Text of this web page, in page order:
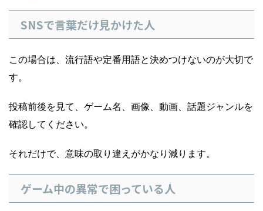
SNSで言葉だけ見かけた人
この場合は、流行語や定番用語と決めつけないのが大切で
す。
投稿前後を見て、ゲーム名、画像、動画、話題ジャンルを
確認してください。
それだけで、意味の取り違えがかなり減ります。
ゲーム中の異常で困っている人